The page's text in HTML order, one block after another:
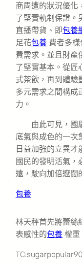
商周遭的狀況優化
了堅實軌制保證。
直播帶貨、即包養
足花包養 費者多
費需求。並且財產
了堅實基本。從匠
式茶飲，再到體驗
多元需求之間構成
力。
由此可見，國
底氣與成色的一次
日益加強的立異
國民的發明活氣，
遠，駛向加倍遼闊
包養
林天秤首先將蕾絲
表感性的包養 權重